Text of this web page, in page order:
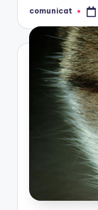
Posted
comunicat